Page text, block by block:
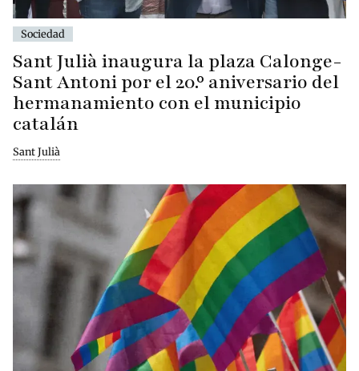
Sociedad
Sant Julià inaugura la plaza Calonge-
Sant Antoni por el 20.º aniversario del
hermanamiento con el municipio
catalán
Sant Julià